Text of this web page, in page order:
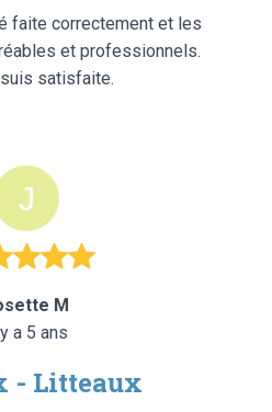
faite correctement et les
et professionnels.
satisfaite.
M
a 5 ans
- Litteaux